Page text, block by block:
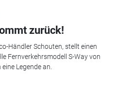
zurück!
Händler Schouten, stellt einen
Fernverkehrsmodell S-Way von
Legende an.